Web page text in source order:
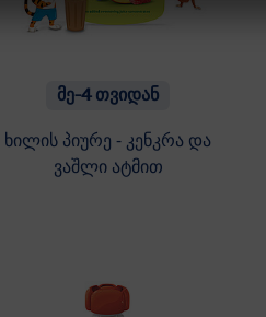
მე-4 თვიდან
ხილის პიურე - კენკრა და
ვაშლი ატმით